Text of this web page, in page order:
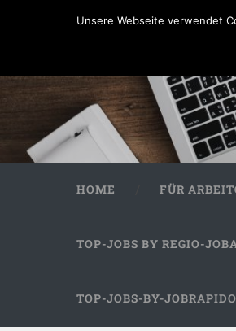
HOME FÜR
TOP-JOBS BY REGIO-
TOP-JOBS-BY-JOBRAPIDO
Unsere Webseite verwendet